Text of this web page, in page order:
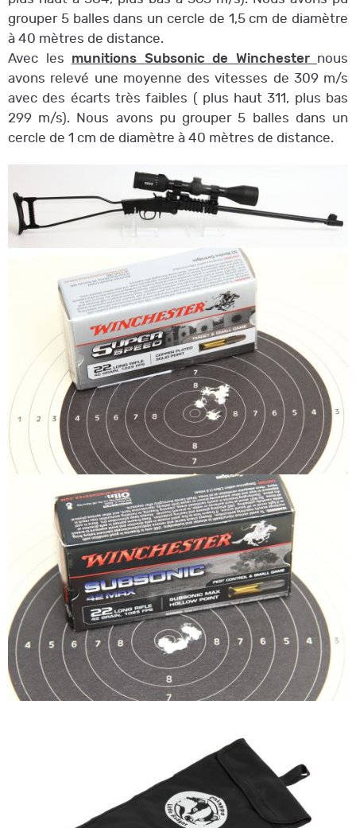
grouper 5 balles dans un cercle de 1,5 cm de diamètre
à 40 mètres de distance.
Avec les munitions Subsonic de Winchester nous
avons relevé une moyenne des vitesses de 309 m/s
avec des écarts très faibles ( plus haut 311, plus bas
299 m/s). Nous avons pu grouper 5 balles dans un
cercle de 1 cm de diamètre à 40 mètres de distance.